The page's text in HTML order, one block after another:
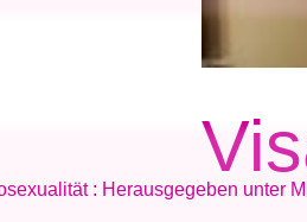
: Herausgegeben unter